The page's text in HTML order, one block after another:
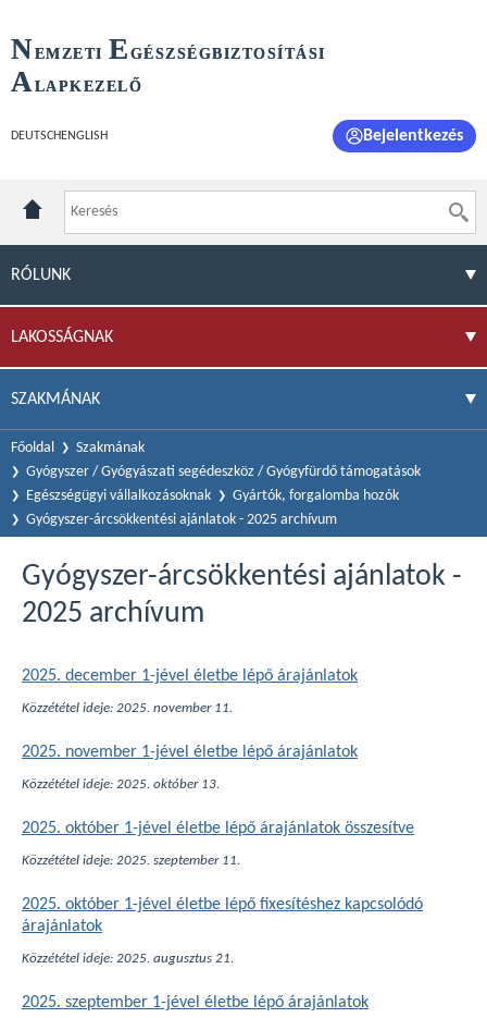
NEMZETI E GÉSZSÉGBIZTOSÍTÁSI
ALAPKEZELŐ
DEUTSCH ENGLISH Bejelentkezés
RÓLUNK
LAKOSSÁGNAK
SZAKMÁNAK
Főoldal
Szakmának
Gyógyszer / Gyógyászati segédeszköz / Gyógyfürdő támogatások
Egészségügyi vállalkozásoknak
Gyártók, forgalomba hozók
Gyógyszer-árcsökkentési ajánlatok - 2025 archívum
Gyógyszer-árcsökkentési ajánlatok -
2025 archívum
2025. december 1-jével életbe lépő árajánlatok
Közzététel ideje: 2025. november 11.
2025. november 1-jével életbe lépő árajánlatok
Közzététel ideje: 2025. október 13.
2025. október 1-jével életbe lépő árajánlatok összesítve
Közzététel ideje: 2025. szeptember 11.
2025. október 1-jével életbe lépő fixesítéshez kapcsolódó
árajánlatok
Közzététel ideje: 2025. augusztus 21.
2025. szeptember 1-jével életbe lépő árajánlatok